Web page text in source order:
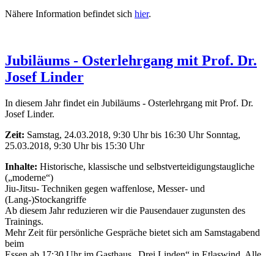
Nähere Information befindet sich hier.
Jubiläums - Osterlehrgang mit Prof. Dr.
Josef Linder
In diesem Jahr findet ein Jubiläums - Osterlehrgang mit Prof. Dr.
Josef Linder.
Zeit: Samstag, 24.03.2018, 9:30 Uhr bis 16:30 Uhr Sonntag,
25.03.2018, 9:30 Uhr bis 15:30 Uhr
Inhalte: Historische, klassische und selbstverteidigungstaugliche
(„moderne“)
Jiu-Jitsu- Techniken gegen waffenlose, Messer- und
(Lang-)Stockangriffe
Ab diesem Jahr reduzieren wir die Pausendauer zugunsten des
Trainings.
Mehr Zeit für persönliche Gespräche bietet sich am Samstagabend
beim